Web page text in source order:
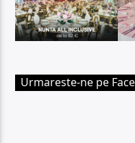
Urmareste-ne pe